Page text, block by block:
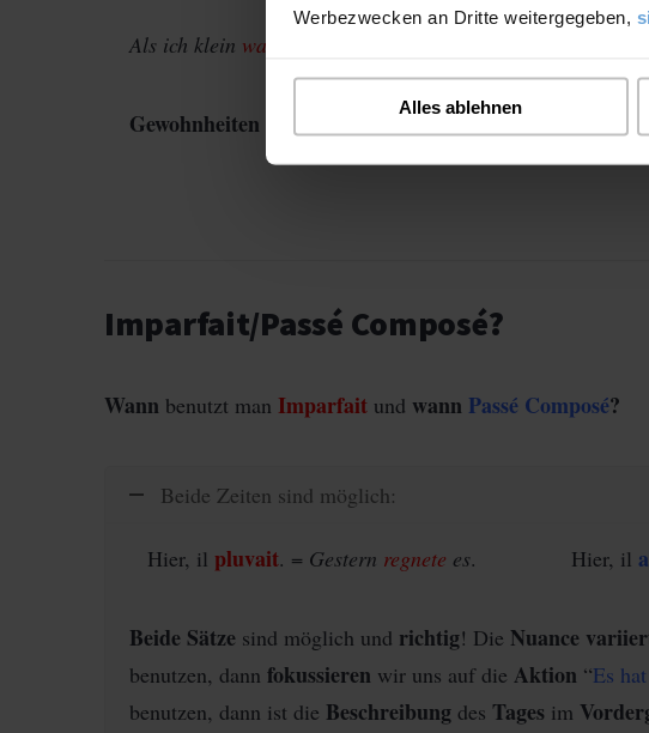
Werbezwecken an Dritte weitergegeben,
Alles ablehnen
Als ich klein war
Gewohnheiten in der Vergangenheit
Imparfait/Passé Composé?
Wann benutzt man Imparfait und wann Passé Composé?
Beide Zeiten sind möglich:
Hier, il pluvait. = Gestern regnete es. Hier, il
Beide Sätze sind möglich und richtig! Die Nuance
benutzen, dann fokussieren wir uns auf die Aktion “Es
benutzen, dann ist die Beschreibung des Tages im